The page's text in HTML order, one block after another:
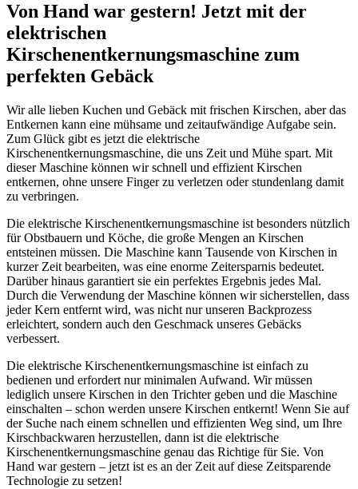
Von Hand war gestern! Jetzt mit der
elektrischen
Kirschenentkernungsmaschine zum
perfekten Gebäck
Wir alle lieben Kuchen und Gebäck mit frischen Kirschen, aber das
Entkernen kann eine mühsame und zeitaufwändige Aufgabe sein.
Zum Glück gibt es jetzt die elektrische
Kirschenentkernungsmaschine, die uns Zeit und Mühe spart. Mit
dieser Maschine können wir schnell und effizient Kirschen
entkernen, ohne unsere Finger zu verletzen oder stundenlang damit
zu verbringen.
Die elektrische Kirschenentkernungsmaschine ist besonders nützlich
für Obstbauern und Köche, die große Mengen an Kirschen
entsteinen müssen. Die Maschine kann Tausende von Kirschen in
kurzer Zeit bearbeiten, was eine enorme Zeitersparnis bedeutet.
Darüber hinaus garantiert sie ein perfektes Ergebnis jedes Mal.
Durch die Verwendung der Maschine können wir sicherstellen, dass
jeder Kern entfernt wird, was nicht nur unseren Backprozess
erleichtert, sondern auch den Geschmack unseres Gebäcks
verbessert.
Die elektrische Kirschenentkernungsmaschine ist einfach zu
bedienen und erfordert nur minimalen Aufwand. Wir müssen
lediglich unsere Kirschen in den Trichter geben und die Maschine
einschalten – schon werden unsere Kirschen entkernt! Wenn Sie auf
der Suche nach einem schnellen und effizienten Weg sind, um Ihre
Kirschbackwaren herzustellen, dann ist die elektrische
Kirschenentkernungsmaschine genau das Richtige für Sie. Von
Hand war gestern – jetzt ist es an der Zeit auf diese Zeitsparende
Technologie zu setzen!